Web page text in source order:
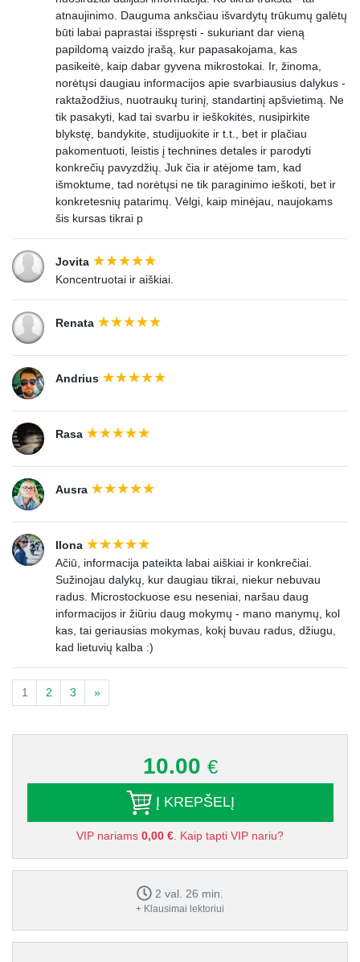
atnaujinimo. Dauguma anksčiau išvardytų trūkumų galėtų
būti labai paprastai išspręsti - sukuriant dar vieną
papildomą vaizdo įrašą, kur papasakojama, kas
pasikeitė, kaip dabar gyvena mikrostokai. Ir, žinoma,
norėtųsi daugiau informacijos apie svarbiausius dalykus -
raktažodžius, nuotraukų turinį, standartinį apšvietimą. Ne
tik pasakyti, kad tai svarbu ir ieškokitės, nusipirkite
blykstę, bandykite, studijuokite ir t.t., bet ir plačiau
pakomentuoti, leistis į technines detales ir parodyti
konkrečių pavyzdžių. Juk čia ir atėjome tam, kad
išmoktume, tad norėtųsi ne tik paraginimo ieškoti, bet ir
konkretesnių patarimų. Vėlgi, kaip minėjau, naujokams
šis kursas tikrai p
Jovita
Koncentruotai ir aiškiai.
Renata
Andrius
Rasa
Ausra
Ilona
Ačiū, informacija pateikta labai aiškiai ir konkrečiai.
Sužinojau dalykų, kur daugiau tikrai, niekur nebuvau
radus. Microstockuose esu neseniai, naršau daug
informacijos ir žiūriu daug mokymų - mano manymų, kol
kas, tai geriausias mokymas, kokį buvau radus, džiugu,
kad lietuvių kalba :)
1 2 3 »
10.00 €
Į KREPŠELĮ
VIP nariams 0,00 € . Kaip tapti VIP nariu?
2 val. 26 min.
+ Klausimai lektoriui